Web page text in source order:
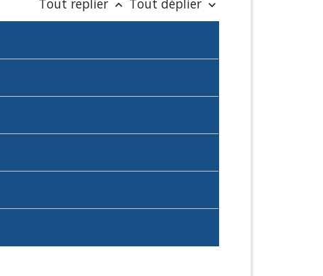
keyboard_arrow_up keyboard_arrow_down